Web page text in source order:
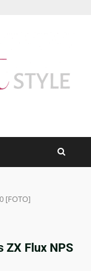
[FOTO]
ZX Flux NPS